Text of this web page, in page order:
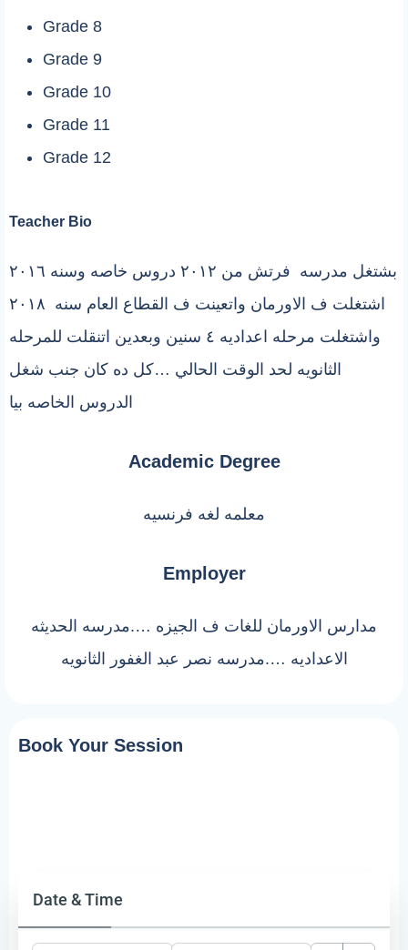
Grade 8
Grade 9
Grade 10
Grade 11
Grade 12
Teacher Bio
بشتغل مدرسه فرتش من ٢٠١٢ دروس خاصه وسنه ٢٠١٦
اشتغلت ف الاورمان واتعينت ف القطاع العام سنه ٢٠١٨
واشتغلت مرحله اعداديه ٤ سنين وبعدين اتنقلت للمرحله
الثانويه لحد الوقت الحالي …كل ده كان جنب شغل
الدروس الخاصه بيا
Academic Degree
معلمه لغه فرنسيه
Employer
مدارس الاورمان للغات ف الجيزه ….مدرسه الحديثه
الاعداديه ….مدرسه نصر عبد الغفور الثانويه
Book Your Session
Date & Time